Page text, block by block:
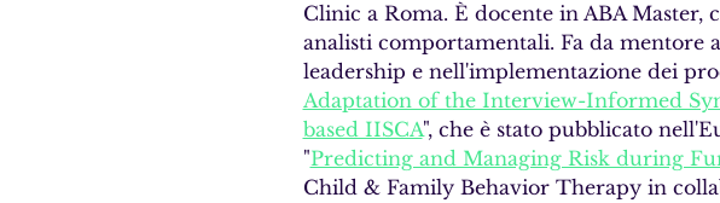
Clinic a Roma. È docente in ABA
analisti comportamentali. Fa da
leadership e nell'implementazione dei
Adaptation of the Interview-Informed
based IISCA", che è stato pubblicato
"Predicting and Managing Risk during
Child & Family Behavior Therapy in